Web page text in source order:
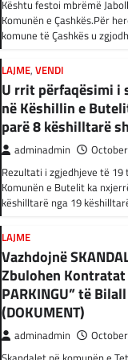
BOTA,KRONIKË E ZEZË,
Irani dënon sulmet
SHBA-së
adminadmin
Në qytetin al-Ka’im, rreth
veriperëndim të Bagdadit,
mbetur pas sulmeve ajrore
është…
KRONIKË E ZEZË,LAJME,
Tetë persona
pas aksidentit ku u
automjete
adminadmin
Një aksident trafiku ka
autostradën Ibrahim
në të cilin janë përfshirë 14
janë lënduar…
Rezultati i zgjedhjeve të 19
Komunën e Butelit ka
këshilltarë nga 19
LAJME
Vazhdojnë
Zbulohen Kontratat
PARKINGU” të Bilall
(DOKUMENT)
adminadmin October
Skandalet në komunën e
ndalur! Pas publikimit të
dyshimta tek XHOB2011,
LAJME,MË TË FUNDIT
Avokati i Popullit
telefonike për
shkeljeve të të
votimit në RMV